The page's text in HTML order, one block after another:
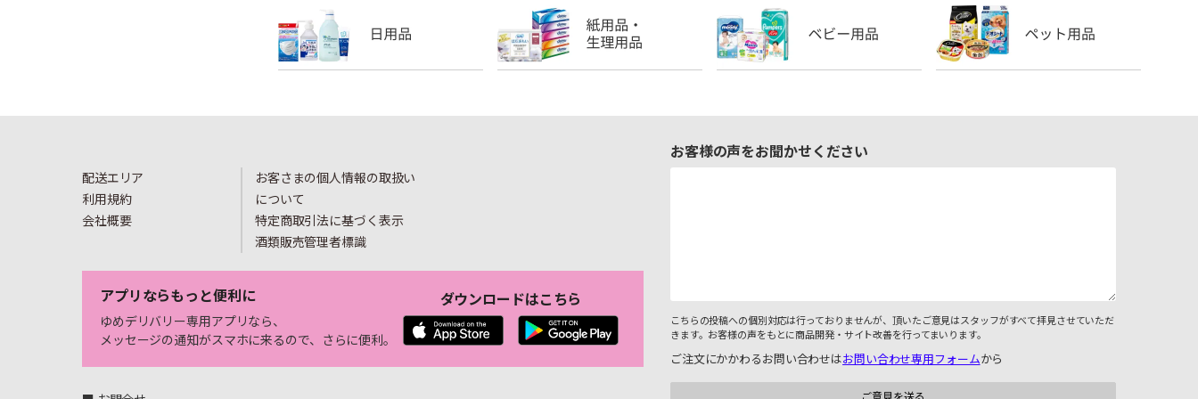
配送エリア
利用規約
会社概要
お客さまの個人情報の取扱い
について
特定商取引法に基づく表示
酒類販売管理者標識
アプリならもっと便利に
ゆめデリバリー専用アプリなら、
メッセージの通知がスマホに来るので、さらに便利。
ダウンロードはこちら
お客様の声をお聞かせください
こちらの投稿への個別対応は行っておりませんが、頂いたご意見はスタッフがすべて拝見させていただ
きます。お客様の声をもとに商品開発・サイト改善を行ってまいります。
ご注文にかかわるお問い合わせはお問い合わせ専用フォームから